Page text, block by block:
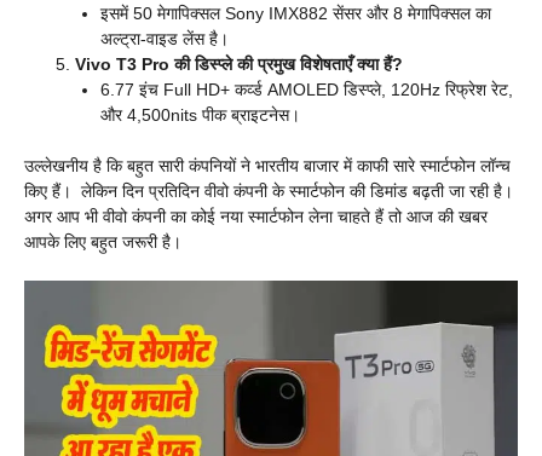
इसमें 50 मेगापिक्सल Sony IMX882 सेंसर और 8 मेगापिक्सल का
अल्ट्रा-वाइड लेंस है।
Vivo T3 Pro की डिस्प्ले की प्रमुख विशेषताएँ क्या हैं?
6.77 इंच Full HD+ कर्व्ड AMOLED डिस्प्ले, 120Hz रिफ्रेश रेट,
और 4,500nits पीक ब्राइटनेस।
उल्लेखनीय है कि बहुत सारी कंपनियों ने भारतीय बाजार में काफी सारे स्मार्टफोन लॉन्च
किए हैं। लेकिन दिन प्रतिदिन वीवो कंपनी के स्मार्टफोन की डिमांड बढ़ती जा रही है।
अगर आप भी वीवो कंपनी का कोई नया स्मार्टफोन लेना चाहते हैं तो आज की खबर
आपके लिए बहुत जरूरी है।